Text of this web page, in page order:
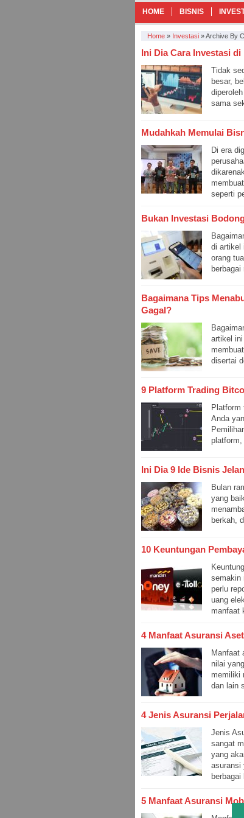
HOME BISNIS
Home » Investasi »Archive By
Ini Dia Cara Investasi
Tidak
besar,
sama
Mudahkah Memulai
Di era
seperti
Bukan Investasi
di artikel
orang
Bagaimana Tips
Gagal?
artikel
disertai
9 Platform Trading
Platform
Anda
platform,
Ini Dia 9 Ide Bisnis
Bulan
yang
berkah,
10 Keuntungan
semakin
perlu
uang
manfaat
4 Manfaat Asuransi
Manfaat
nilai
memiliki
dan lain
4 Jenis Asuransi
Jenis
sangat
yang
asuransi
5 Manfaat Asuransi